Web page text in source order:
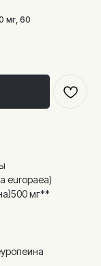
мг, 60
europaea)
мг**